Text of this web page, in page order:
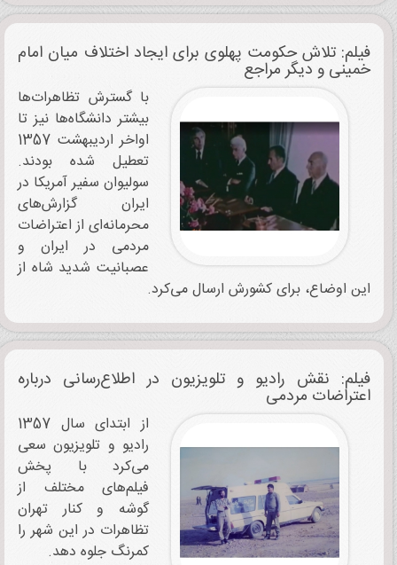
فیلم: تلاش حکومت پهلوی برای ایجاد اختلاف میان امام
خمینی و دیگر مراجع
با گسترش تظاهرات‌ها
بیشتر دانشگاه‌ها نیز تا
اواخر اردیبهشت 1357
تعطیل شده بودند.
سولیوان سفیر آمریکا در
ایران گزارش‌های
محرمانه‌ای از اعتراضات
مردمی در ایران و
عصبانیت شدید شاه از
این اوضاع، برای کشورش ارسال می‌کرد.
فیلم: نقش رادیو و تلویزیون در اطلاع‌رسانی درباره
اعتراضات مردمی
از ابتدای سال 1357
رادیو و تلویزیون سعی
می‌کرد با پخش
فیلم‌های مختلف از
گوشه و کنار تهران
تظاهرات در این شهر را
کمرنگ جلوه دهد.